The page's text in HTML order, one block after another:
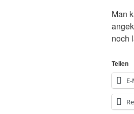
Man
noch
Teilen